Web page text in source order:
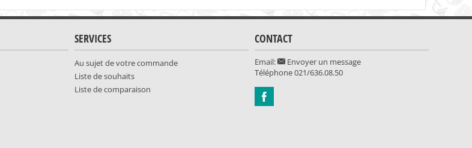
SERVICES
Au sujet de votre commande
Liste de souhaits
Liste de comparaison
CONTACT
Email:
Envoyer un message
Téléphone021/636.08.50